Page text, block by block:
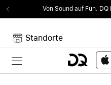
Von Sound auf Fun. DQ
Standorte
Toggle navigation